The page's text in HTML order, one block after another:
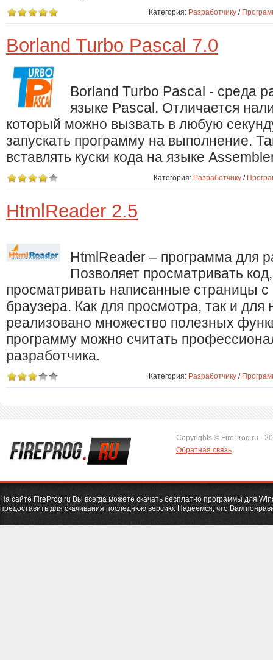
Категория: Разработчику /
Borland Turbo Pascal 7.0
Borland Turbo Pascal - среда
языке Pascal. Отличается
который можно вызвать в любую
запускать программу на выполнение.
вставлять куски кода на языке
Категория: Разработчику /
HtmlReader 2.5
HtmlReader – программа для
Позволяет просматривать
просматривать написанные страницы
браузера. Как для просмотра, так и для
реализовано множество полезных
программу можно считать
разработчика.
Категория: Разработчику /
Copyrights © FireProg.ru -
Обратная связь
На сайте FireProg.ru Вы всегда можете скачать бесплатно программы для
предоставить для скачивания последнюю версию. Надеемся, что Вам